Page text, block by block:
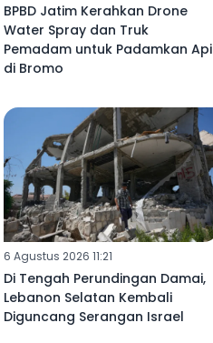
BPBD Jatim Kerahkan Drone
Water Spray dan Truk
Pemadam untuk Padamkan Api
di Bromo
6 Agustus 2026 11:21
Di Tengah Perundingan Damai,
Lebanon Selatan Kembali
Diguncang Serangan Israel